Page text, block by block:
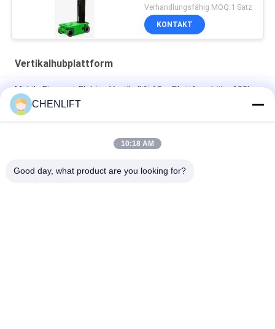
Verhandlungsfähig MOQ:1 Satz
KONTAKT
Vertikalhubplattform
Mobile Einmast-Elektro-Vertikallift 10m Plattformhöhe 130kg
Tragfähigkeit
Doppelmast-Handhub-Vertikalhubarbeitsbühne für 10 m
CHENLIFT
10:18 AM
Good day, what product are you looking for?